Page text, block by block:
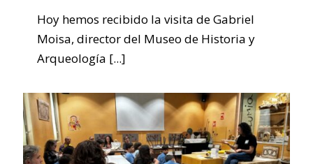
Hoy hemos recibido la visita de Gabriel
Moisa, director del Museo de Historia y
Arqueología [...]